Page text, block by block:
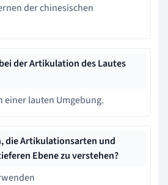
der chinesischen
der Artikulation des Lautes
einer lauten Umgebung.
die Artikulationsarten und
Ebene zu verstehen?